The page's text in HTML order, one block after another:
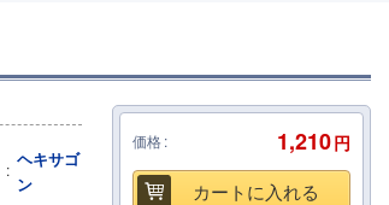
ヘキサゴ
ン
価格 1,210円
カートに入れる